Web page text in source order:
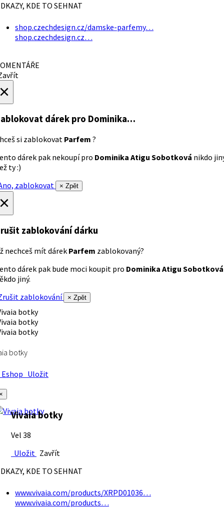
KDE TO SEHNAT
shop.czechdesign.cz/damske-parfemy…
shop.czechdesign.cz…
dárek pro Dominika…
si zablokovat Parfem ?
dárek pak nekoupí pro Dominika Atigu Sobotková nikdo
ty :)
zablokovat
× Zpět
zablokování dárku
nechceš mít dárek Parfem zablokovaný?
dárek pak bude moci koupit pro Dominika Atigu Sobotková
jiný.
zablokování
× Zpět
botky
Uložit
Vivaia botky
Vel 38
Uložit Zavřít
KDE TO SEHNAT
www.vivaia.com/products/XRPD01036…
www.vivaia.com/products…